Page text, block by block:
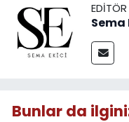
EDITÖR
Sema
Bunlar da